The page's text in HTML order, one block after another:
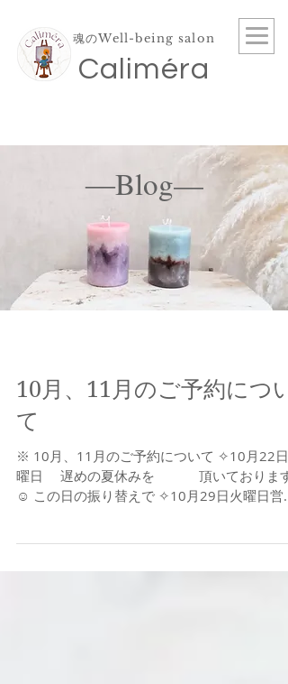
​Caliméra
魂のWell-being salon
―Blog—
10月、11月のご予約につい
て
※ 10月、11月のご予約について ✧10月22日
曜日 遅めの夏休みを 頂いております
☺️ この日の振り替えで ✧10月29日火曜日営業